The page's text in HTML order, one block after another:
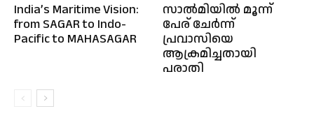
India’s Maritime Vision:
from SAGAR to Indo-
Pacific to MAHASAGAR
സാൽമിയിൽ മൂന്ന്
പേര് ചേർന്ന്
പ്രവാസിയെ
ആക്രമിച്ചതായി
പരാതി